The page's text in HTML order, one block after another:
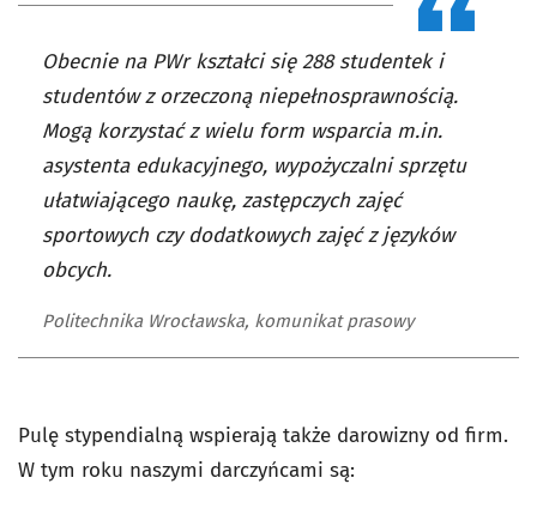
Obecnie na PWr kształci się 288 studentek i
studentów z orzeczoną niepełnosprawnością.
Mogą korzystać z wielu form wsparcia m.in.
asystenta edukacyjnego, wypożyczalni sprzętu
ułatwiającego naukę, zastępczych zajęć
sportowych czy dodatkowych zajęć z języków
obcych.
Politechnika Wrocławska, komunikat prasowy
Pulę stypendialną wspierają także darowizny od firm.
W tym roku naszymi darczyńcami są: